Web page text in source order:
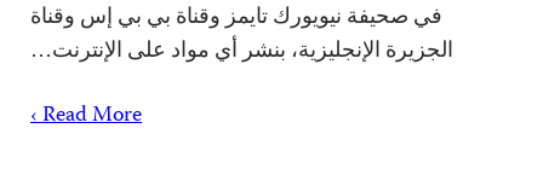
في صحيفة نيويورك تايمز وقناة بي بي إس وقناة
الجزيرة الإنجليزية، بنشر أي مواد على الإنترنت…
Read More ›